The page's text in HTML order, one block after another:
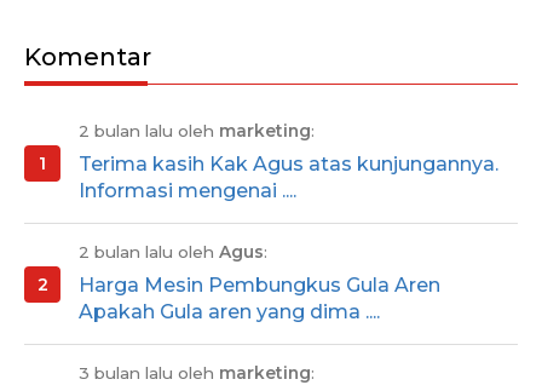
Komentar
2 bulan lalu oleh marketing:
Terima kasih Kak Agus atas kunjungannya.
Informasi mengenai ....
2 bulan lalu oleh Agus:
Harga Mesin Pembungkus Gula Aren
Apakah Gula aren yang dima ....
3 bulan lalu oleh marketing: